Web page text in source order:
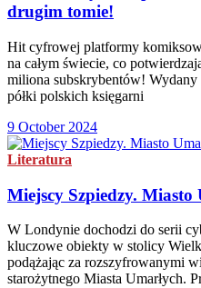
drugim tomie!
Hit cyfrowej platformy
na całym świecie, co
miliona subskrybentów! Wydany
półki polskich księgarni
9 October 2024
Literatura
Miejscy Szpiedzy. Miasto
W Londynie dochodzi do serii
kluczowe obiekty w stolicy
podążając za rozszyfrowanymi
starożytnego Miasta Umarłych.